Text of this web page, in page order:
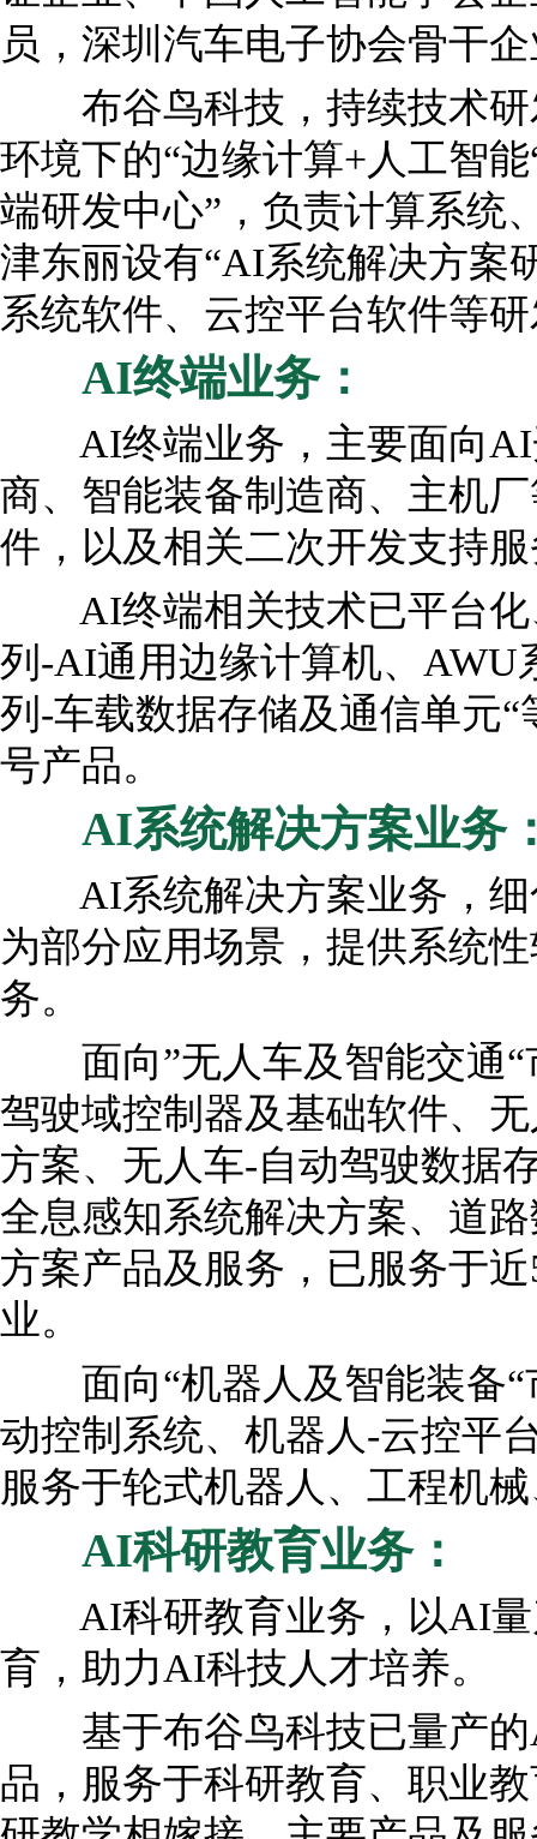
员，深圳汽车电子协会骨干
布谷鸟科技，持续技术研
环境下的“边缘计算+人工智
端研发中心”，负责计算系统
津东丽设有“AI系统解决方案
系统软件、云控平台软件等
AI终端业务：
AI终端业务，主要面向AI
商、智能装备制造商、主机
件，以及相关二次开发支持
AI终端相关技术已平台化
列-AI通用边缘计算机、
列-车载数据存储及通信单元
号产品。
AI系统解决方案业务
AI系统解决方案业务，细
为部分应用场景，提供系统
务。
面向”无人车及智能交通“
驾驶域控制器及基础软件、
方案、无人车-自动驾驶数据
全息感知系统解决方案、道
方案产品及服务，已服务于
业。
面向“机器人及智能装备“
动控制系统、机器人-云控平
服务于轮式机器人、工程机
AI科研教育业务：
AI科研教育业务，以AI量
育，助力AI科技人才培养。
基于布谷鸟科技已量产的
品，服务于科研教育、职业